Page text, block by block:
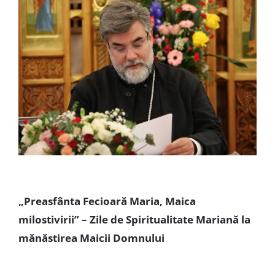
„Preasfânta Fecioară Maria, Maica
milostivirii” – Zile de Spiritualitate Mariană la
mănăstirea Maicii Domnului